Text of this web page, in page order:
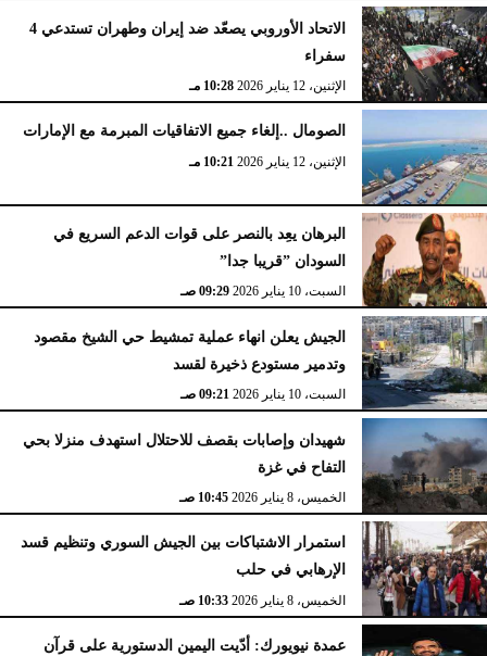
الاتحاد الأوروبي يصعّد ضد إيران وطهران تستدعي 4
سفراء
الإثنين، 12 يناير 2026 10:28 مـ
الصومال ..إلغاء جميع الاتفاقيات المبرمة مع الإمارات
الإثنين، 12 يناير 2026 10:21 مـ
البرهان يعِد بالنصر على قوات الدعم السريع في
السودان ”قريبا جدا”
السبت، 10 يناير 2026 09:29 صـ
الجيش يعلن انهاء عملية تمشيط حي الشيخ مقصود
وتدمير مستودع ذخيرة لقسد
السبت، 10 يناير 2026 09:21 صـ
شهيدان وإصابات بقصف للاحتلال استهدف منزلا بحي
التفاح في غزة
الخميس، 8 يناير 2026 10:45 صـ
استمرار الاشتباكات بين الجيش السوري وتنظيم قسد
الإرهابي في حلب
الخميس، 8 يناير 2026 10:33 صـ
عمدة نيويورك: أدّيت اليمين الدستورية على قرآن